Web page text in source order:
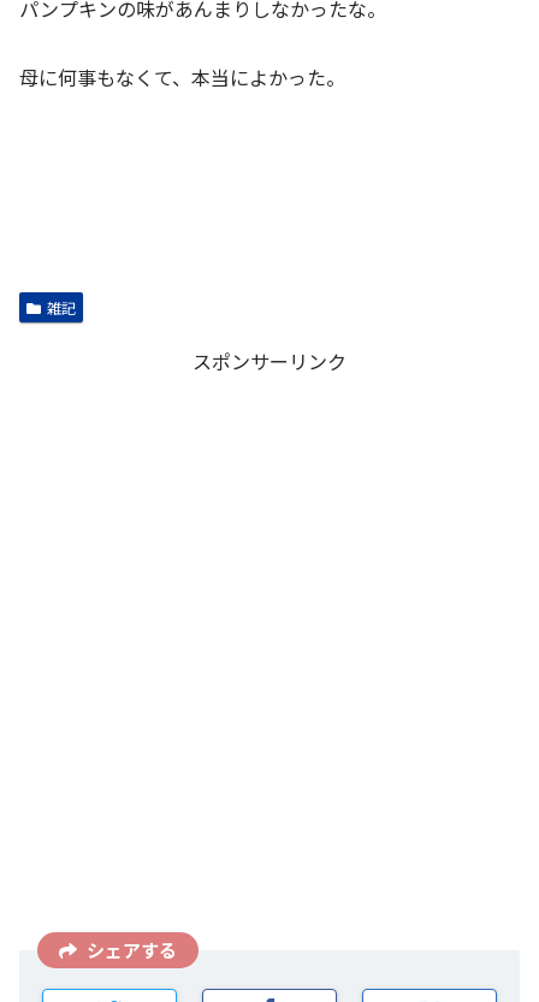
パンプキンの味があんまりしなかったな。
母に何事もなくて、本当によかった。
雑記
スポンサーリンク
シェアする